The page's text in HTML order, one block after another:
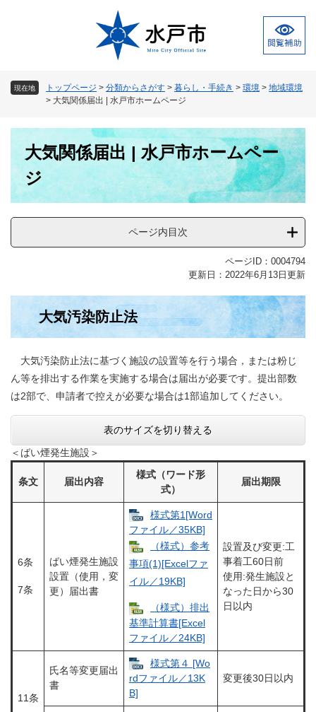
現在地 トップページ > 分類からさがす > 暮らし・手続き > 環境 > 地域環境
> 大気関係届出 | 水戸市ホームページ
大気関係届出 | 水戸市ホームペー
ジ
ページ内目次
ページID：0004794
更新日：2022年6月13日更新
大気汚染防止法
大気汚染防止法に基づく施設の設置等を行う場合，または粉じ
ん等を排出する作業を実施する場合は届出が必要です。提出部数
は2部で、申請者で控えが必要な場合は1部追加してください。
表のサイズを切り替える
＜ばい煙発生施設＞
条文 届出内容
様式（ワード形
式）
届出期限
6条
7条
ばい煙発生施設
設置（使用，変
更）届出書
様式第1[Word
ファイル／35KB]
（様式）参考
事項(1)[Excelファ
イル／19KB]
（様式）排出
基準計算書[Excel
ファイル／24KB]
設置及び変更:工
事着工60日前
使用:発生施設と
なった日から30
日以内
11条
氏名等変更届出
書
様式第４ [Wo
rdファイル／13K
B]
変更後30日以内